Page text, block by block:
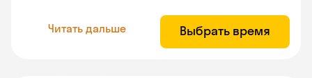
Читать дальше Выбрать время